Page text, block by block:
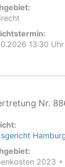
13:30 Uhr
Nr.
2023